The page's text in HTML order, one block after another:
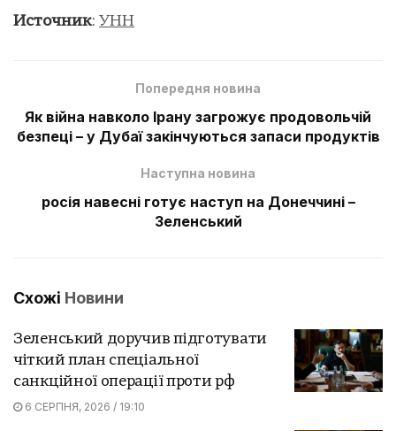
Источник: УНН
Попередня новина
Як війна навколо Ірану загрожує продовольчій
безпеці – у Дубаї закінчуються запаси продуктів
Наступна новина
росія навесні готує наступ на Донеччині –
Зеленський
Схожі Новини
Зеленський доручив підготувати
чіткий план спеціальної
санкційної операції проти рф
6 СЕРПНЯ, 2026 / 19:10